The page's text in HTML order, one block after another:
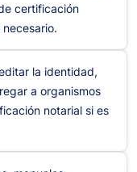
certificación
la identidad,
a organismos
notarial si es